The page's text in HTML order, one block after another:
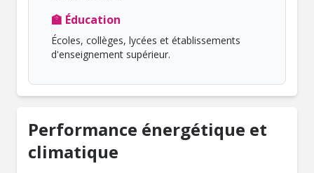
🏫 Éducation
Écoles, collèges, lycées et établissements
d'enseignement supérieur.
Performance énergétique et
climatique